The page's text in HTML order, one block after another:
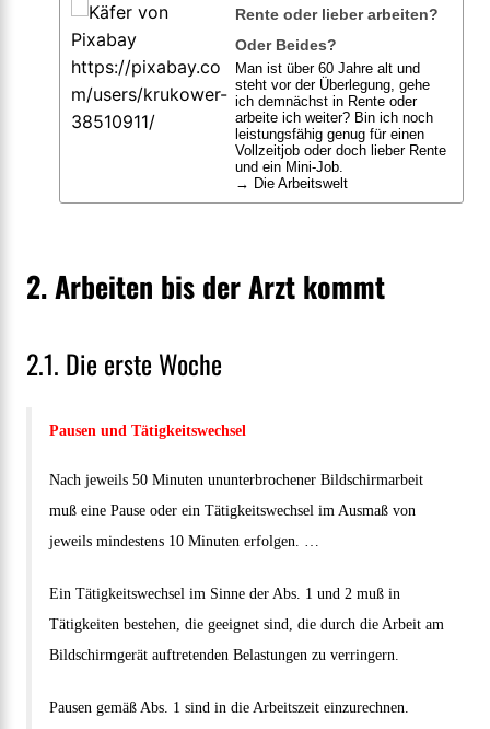
Rente oder lieber arbeiten?
Oder Beides?
Man ist über 60 Jahre alt und
steht vor der Überlegung, gehe
ich demnächst in Rente oder
arbeite ich weiter? Bin ich noch
leistungsfähig genug für einen
Vollzeitjob oder doch lieber Rente
und ein Mini-Job.
→ Die Arbeitswelt
2. Arbeiten bis der Arzt kommt
2.1. Die erste Woche
Pausen und Tätigkeitswechsel
Nach jeweils 50 Minuten ununterbrochener Bildschirmarbeit
muß eine Pause oder ein Tätigkeitswechsel im Ausmaß von
jeweils mindestens 10 Minuten erfolgen. …
Ein Tätigkeitswechsel im Sinne der Abs. 1 und 2 muß in
Tätigkeiten bestehen, die geeignet sind, die durch die Arbeit am
Bildschirmgerät auftretenden Belastungen zu verringern.
Pausen gemäß Abs. 1 sind in die Arbeitszeit einzurechnen.